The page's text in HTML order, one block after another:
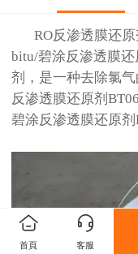
RO反渗透膜还
bitu/碧涂反渗透膜
剂，是一种去除氯
反渗透膜还原剂
碧涂反渗透膜还原剂
首頁 客服